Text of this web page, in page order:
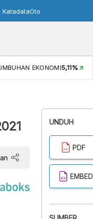
KatadataOto
EKONOMI5,11%
UNDUH
PDF
EMBED